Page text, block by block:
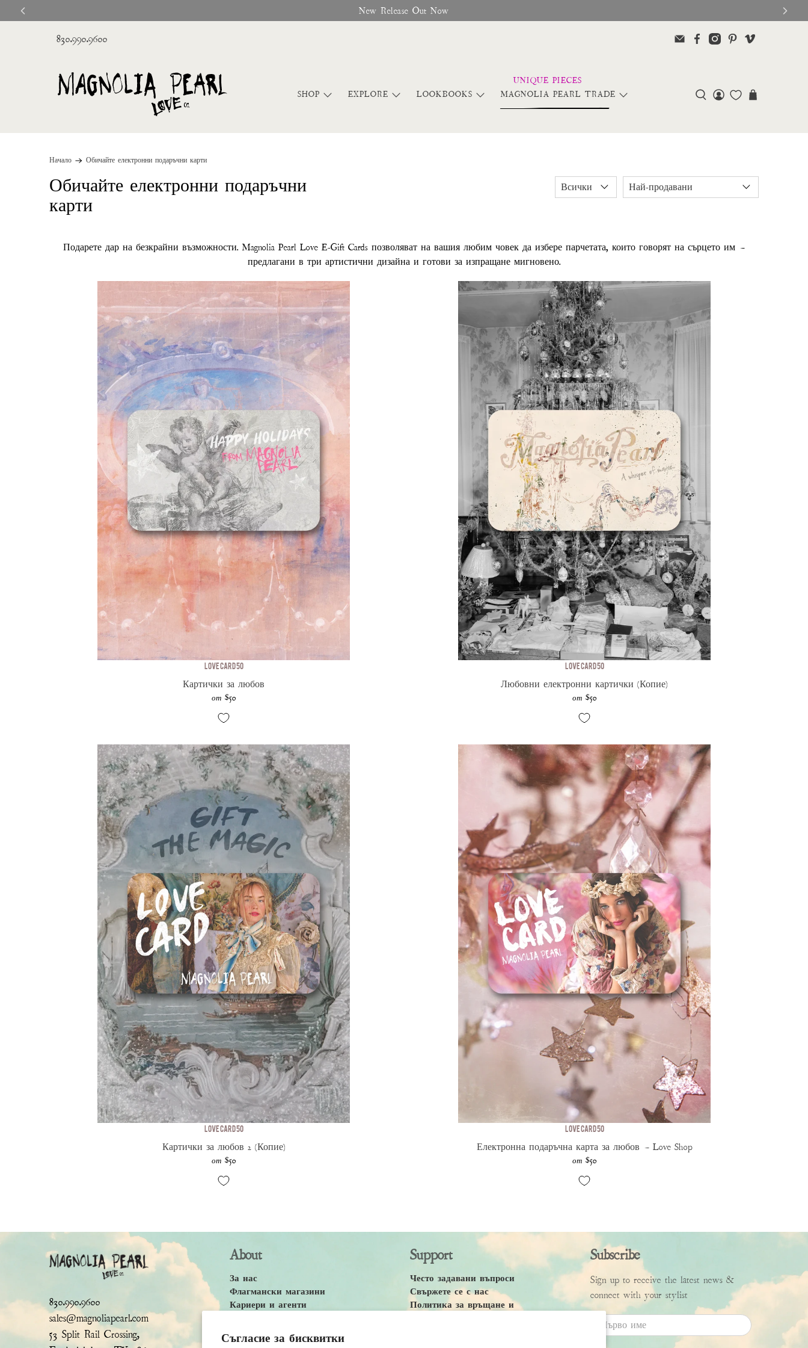
Съгласие за бисквитки
New Release Out Now
830.990.9600
SHOP EXPLORE LOOKBOOKS MAGNOLIA PEARL TRADE
Начало Обичайте електронни подаръчни карти
Обичайте електронни подаръчни
карти
Подарете дар на безкрайни възможности. Magnolia Pearl Love E-Gift Cards позволяват на вашия любим човек да избере парчетата, които говорят на сърцето им —
предлагани в три артистични дизайна и готови за изпращане мигновено.
Love Card 50
Картички за любов
от $50
Love Card 50
Любовни електронни картички (Копие)
от $50
Love Card 50
Картички за любов 2 (Копие)
от $50
Love Card 50
Електронна подаръчна карта за любов — Love Shop
от $50
830.990.9600
sales@magnoliapearl.com
53 Split Rail Crossing,
About
За нас
Флагмански магазини
Кариери и агенти
Условия и правила
Support
Често задавани въпроси
Свържете се с нас
Политика за връщане и
Subscribe
Sign up to receive the latest news &
connect with your stylist
Първо име